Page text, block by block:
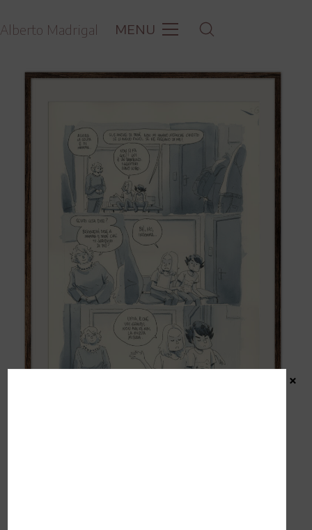
Alberto Madrigal MENU
×